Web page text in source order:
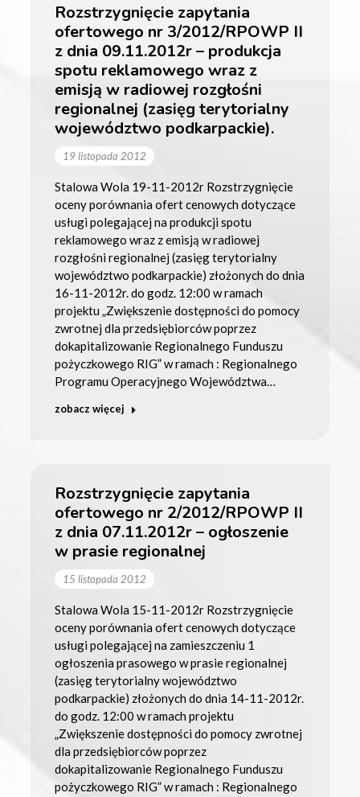
Rozstrzygnięcie zapytania
ofertowego nr 3/2012/RPOWP II
z dnia 09.11.2012r – produkcja
spotu reklamowego wraz z
emisją w radiowej rozgłośni
regionalnej (zasięg terytorialny
województwo podkarpackie).
19 listopada 2012
Stalowa Wola 19-11-2012r Rozstrzygnięcie
oceny porównania ofert cenowych dotyczące
usługi polegającej na produkcji spotu
reklamowego wraz z emisją w radiowej
rozgłośni regionalnej (zasięg terytorialny
województwo podkarpackie) złożonych do dnia
16-11-2012r. do godz. 12:00 w ramach
projektu „Zwiększenie dostępności do pomocy
zwrotnej dla przedsiębiorców poprzez
dokapitalizowanie Regionalnego Funduszu
pożyczkowego RIG” w ramach : Regionalnego
Programu Operacyjnego Województwa…
zobacz więcej
Rozstrzygnięcie zapytania
ofertowego nr 2/2012/RPOWP II
z dnia 07.11.2012r – ogłoszenie
w prasie regionalnej
15 listopada 2012
Stalowa Wola 15-11-2012r Rozstrzygnięcie
oceny porównania ofert cenowych dotyczące
usługi polegającej na zamieszczeniu 1
ogłoszenia prasowego w prasie regionalnej
(zasięg terytorialny województwo
podkarpackie) złożonych do dnia 14-11-2012r.
do godz. 12:00 w ramach projektu
„Zwiększenie dostępności do pomocy zwrotnej
dla przedsiębiorców poprzez
dokapitalizowanie Regionalnego Funduszu
pożyczkowego RIG” w ramach : Regionalnego